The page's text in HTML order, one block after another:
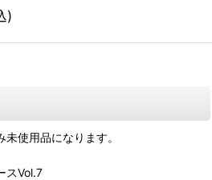
)
使用品になります。
スVol.7